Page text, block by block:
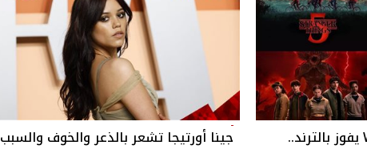
مسلسل 2 Wednesday يفوز بالترند..
جينا أورتيجا تشعر بالذعر والخوف والسبب